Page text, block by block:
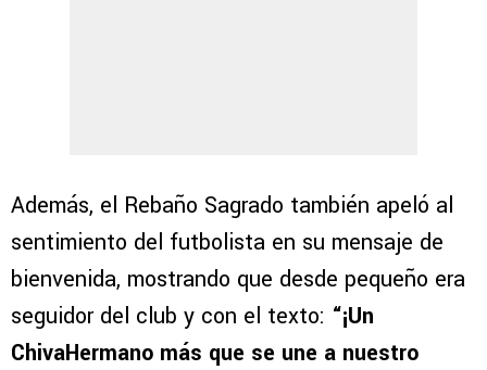
Además, el Rebaño Sagrado también apeló al
sentimiento del futbolista en su mensaje de
bienvenida, mostrando que desde pequeño era
seguidor del club y con el texto: “¡Un
ChivaHermano más que se une a nuestro